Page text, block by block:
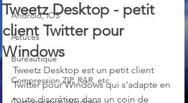
Android, iOS
Astuces
Bureautique
Compression ZIP, RAR, etc.
Tweetz Desktop - petit
client Twitter pour
Windows
Tweetz Desktop est un petit client
Twitter pour Windows qui s'adapte en
toute discrétion dans un coin de